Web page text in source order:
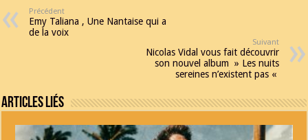
Précédent
Emy Taliana , Une Nantaise qui a
de la voix
Suivant
Nicolas Vidal vous fait découvrir
son nouvel album » Les nuits
sereines n’existent pas «
Articles Liés